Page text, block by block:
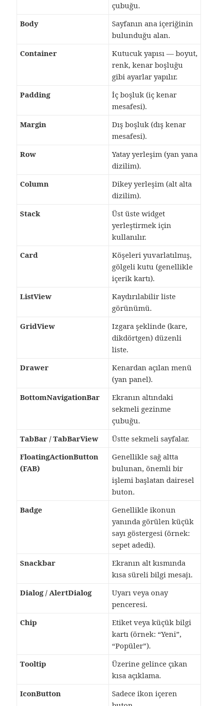
çubuğu.
Body
Sayfanın ana içeriğinin
bulunduğu alan.
Container
Kutucuk yapısı — boyut,
renk, kenar boşluğu
gibi ayarlar yapılır.
Padding
İç boşluk (iç kenar
mesafesi).
Margin
Dış boşluk (dış kenar
mesafesi).
Row
Yatay yerleşim (yan yana
dizilim).
Column
Dikey yerleşim (alt alta
dizilim).
Stack
Üst üste widget
yerleştirmek için
kullanılır.
Card
Köşeleri yuvarlatılmış,
gölgeli kutu (genellikle
içerik kartı).
ListView
Kaydırılabilir liste
görünümü.
GridView
Izgara şeklinde (kare,
dikdörtgen) düzenli
liste.
Drawer
Kenardan açılan menü
(yan panel).
BottomNavigationBar
Ekranın altındaki
sekmeli gezinme
çubuğu.
TabBar / TabBarView
Üstte sekmeli sayfalar.
FloatingActionButton
(FAB)
Genellikle sağ altta
bulunan, önemli bir
işlemi başlatan dairesel
buton.
Badge
Genellikle ikonun
yanında görülen küçük
sayı göstergesi (örnek:
sepet adedi).
Snackbar
Ekranın alt kısmında
kısa süreli bilgi mesajı.
Dialog / AlertDialog
Uyarı veya onay
penceresi.
Chip
Etiket veya küçük bilgi
kartı (örnek: “Yeni”,
“Popüler”).
Tooltip
Üzerine gelince çıkan
kısa açıklama.
IconButton
Sadece ikon içeren